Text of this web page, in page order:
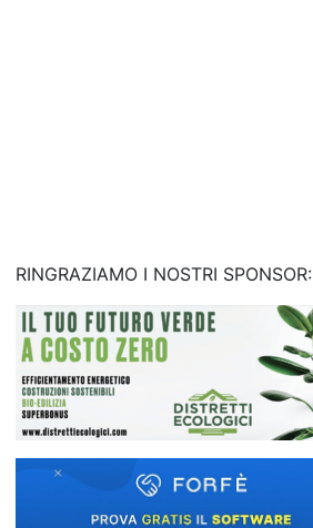
RINGRAZIAMO I NOSTRI SPONSOR: